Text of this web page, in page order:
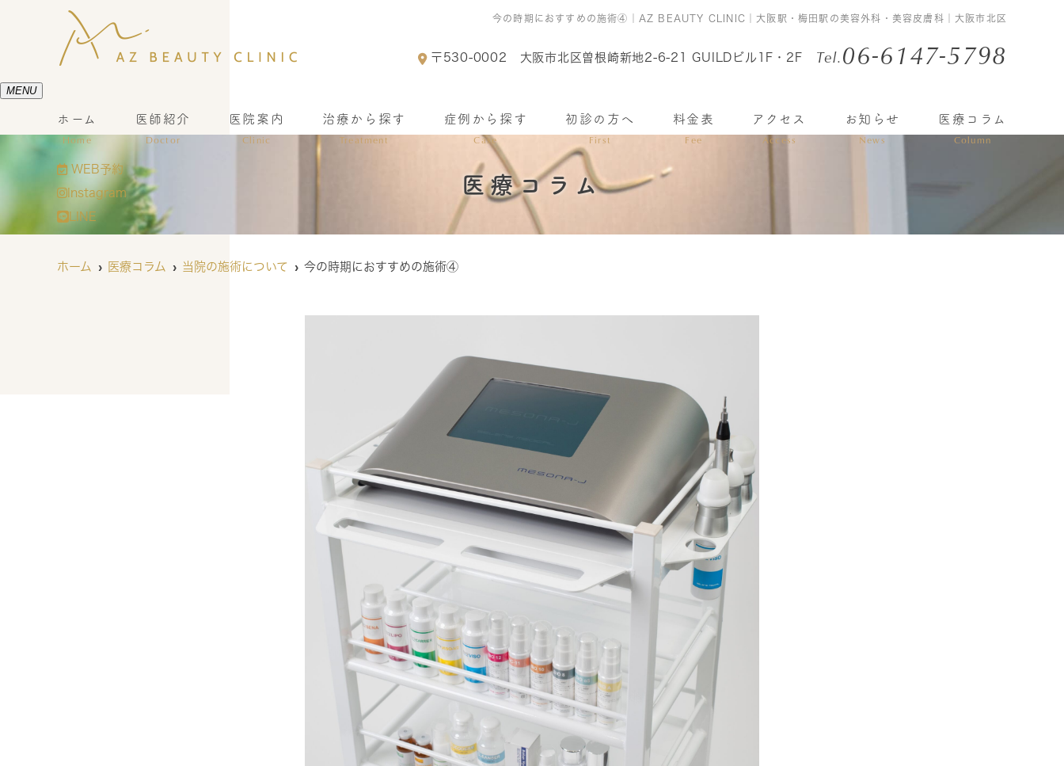
今の時期におすすめの施術④｜AZ BEAUTY CLINIC｜大阪駅・梅田駅の美容外科・美容皮膚科｜大阪市北区
〒530-0002 大阪市北区曽根崎新地2-6-21 GUILDビル1F・2F Tel.06-6147-5798
MENU
ホーム
Home
医師紹介
Doctor
医院案内
Clinic
治療から探す
Treatment
症例から探す
Case
初診の方へ
First
料金表
Fee
アクセス
Access
お知らせ
News
医療コラム
Column
WEB予約
Instagram
LINE
医療コラム
ホーム 医療コラム 当院の施術について 今の時期におすすめの施術④